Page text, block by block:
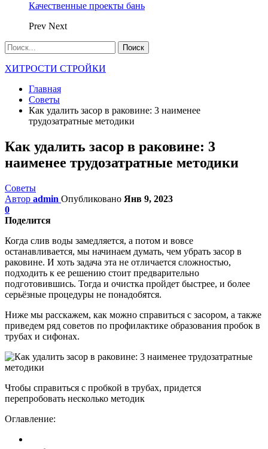
Качественные проекты бань
Prev Next
ХИТРОСТИ СТРОЙКИ
Главная
Советы
Как удалить засор в раковине: 3 наименее
трудозатратные методики
Как удалить засор в раковине: 3
наименее трудозатратные методики
Советы
Автор admin Опубликовано Янв 9, 2023
0
Поделится
Когда слив воды замедляется, а потом и вовсе
останавливается, мы начинаем думать, чем убрать засор в
раковине. И хоть задача эта не отличается сложностью,
подходить к ее решению стоит предварительно
подготовившись. Тогда и очистка пройдет быстрее, и более
серьёзные процедуры не понадобятся.
Ниже мы расскажем, как можно справиться с засором, а также
приведем ряд советов по профилактике образования пробок в
трубах и сифонах.
Чтобы справиться с пробкой в трубах, придется
перепробовать несколько методик
Оглавление: